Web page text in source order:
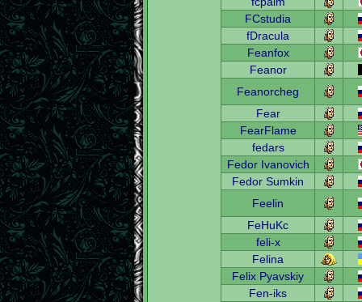
FCstudia
fDracula
Feanfox
Feanor
Feanorcheg
Fear
FearFlame
fedars
Fedor Ivanovich
Fedor Sumkin
Feelin
FeHuKc
feli-x
Felina
Felix Pyavskiy
Fen-iks